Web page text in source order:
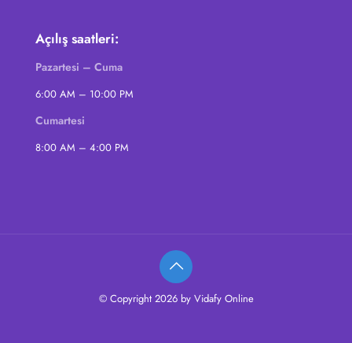
Açılış saatleri:
Pazartesi – Cuma
6:00 AM – 10:00 PM
Cumartesi
8:00 AM – 4:00 PM
© Copyright 2026 by Vidafy Online